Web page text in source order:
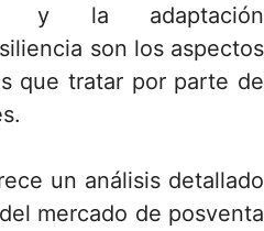
y la adaptación
son los aspectos
que tratar por parte de
un análisis detallado
mercado de posventa